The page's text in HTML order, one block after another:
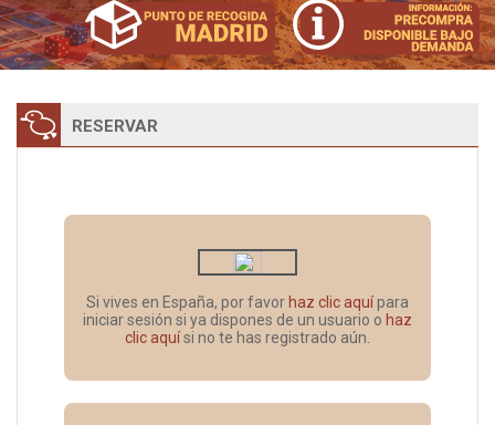
RESERVAR
Si vives en España, por favor haz clic aquípara
iniciar sesión si ya dispones de un usuario o haz
clic aquísi no te has registrado aún.